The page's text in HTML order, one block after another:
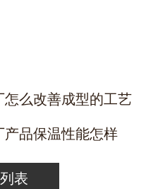
么改善成型的工艺
品保温性能怎样
表